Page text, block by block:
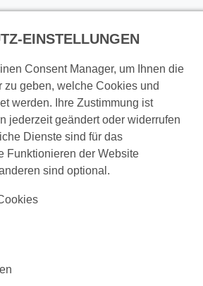
springen
und Gemüse
EINSTELLUNGEN
Consent Manager, um Ihnen die
zu geben, welche Cookies und
werden. Ihre Zustimmung ist
jederzeit geändert oder widerrufen
Dienste sind für das
Funktionieren der Website
sind optional.